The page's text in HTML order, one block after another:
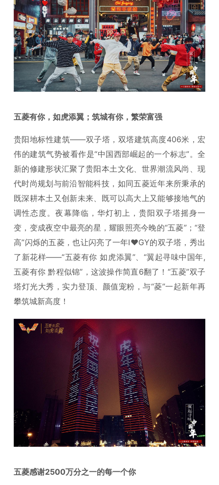
五菱有你，如虎添翼；筑城有你，繁荣富强
贵阳地标性建筑——双子塔，双塔建筑高度406米，宏
伟的建筑气势被看作是“中国西部崛起的一个标志”。全
新的修建形状汇聚了贵阳本土文化、世界潮流风尚、现
代时尚规划与前沿智能科技，如同五菱近年来所秉承的
既深耕本土又创新未来、既可以高大上又能够接地气的
调性态度。夜幕降临，华灯初上，贵阳双子塔摇身一
变，变成夜空中最亮的星，耀眼照亮今晚的“五菱”；“登
高”闪烁的五菱，也让闪亮了一年I❤GY的双子塔，秀出
了新花样——“五菱有你 如虎添翼”、“翼起寻味中国年,
五菱有你 黔程似锦”，这波操作简直6翻了！“五菱”双子
塔灯光大秀，实力登顶、颜值宠粉，与“菱”一起新年再
攀筑城新高度！
五菱感谢2500万分之一的每一个你